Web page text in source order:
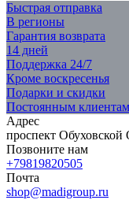
Быстрая отправка
В регионы
Гарантия возврата
14 дней
Поддержка 24/7
Кроме воскресенья
Подарки и скидки
Постоянным клиентам
Адрес
проспект
Позвоните нам
+79819820505
Почта
shop@madigroup.ru